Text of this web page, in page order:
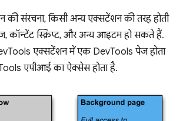
संरचना, किसी अन्य एक्सटेंशन की तरह होती
कॉन्टेंट स्क्रिप्ट, और अन्य आइटम हो सकते हैं.
एक्सटेंशन में एक DevTools पेज होता
एपीआई का ऐक्सेस होता है.